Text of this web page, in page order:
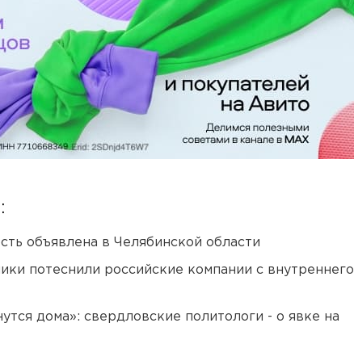
объявлена в Челябинской области
потеснили российские компании с внутреннего
дома»: свердловские политологи - о явке на